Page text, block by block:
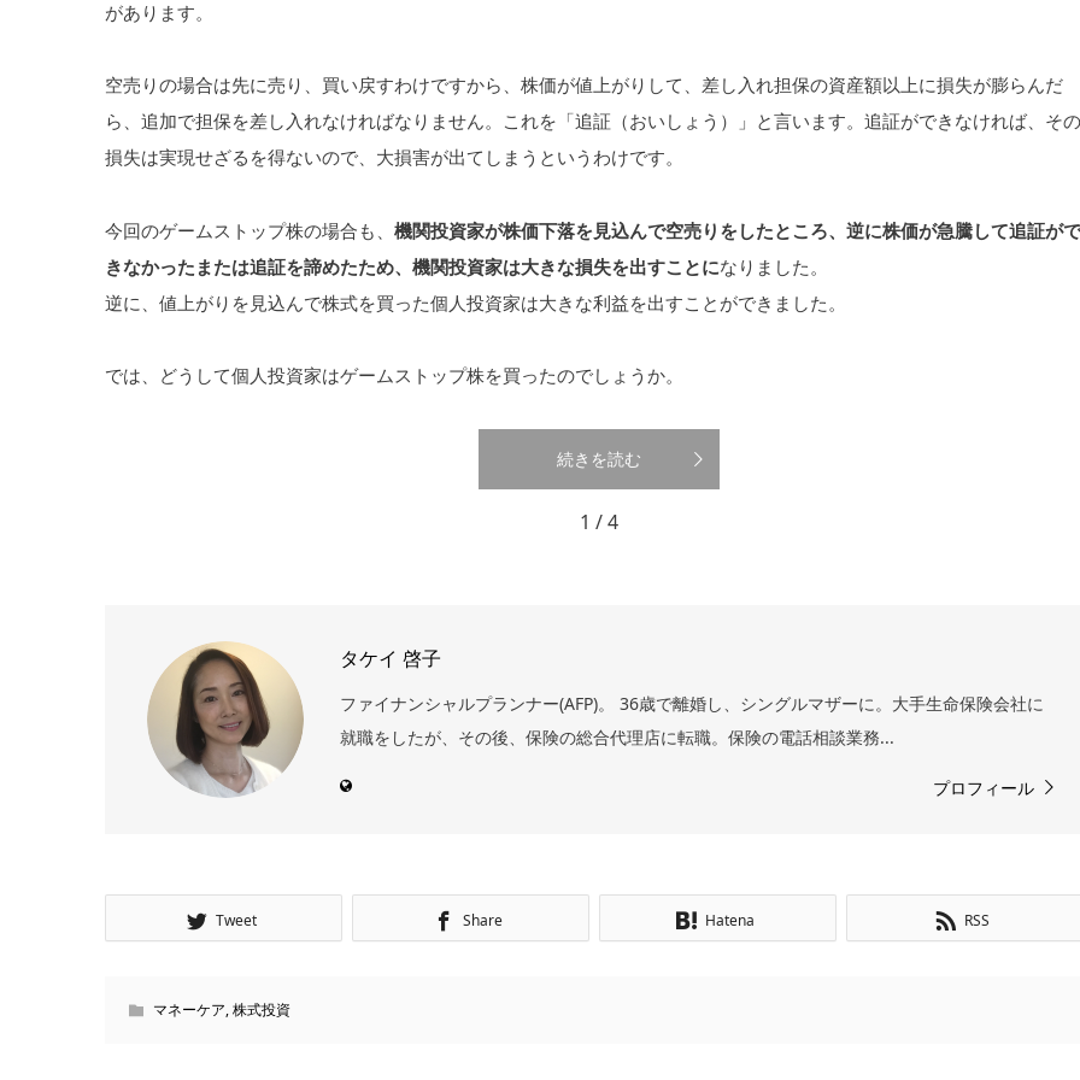
があります。
空売りの場合は先に売り、買い戻すわけですから、株価が値上がりして、差し入れ担保の資産額以上に損失が膨らんだ
ら、追加で担保を差し入れなければなりません。これを「追証（おいしょう）」と言います。追証ができなければ、その
損失は実現せざるを得ないので、大損害が出てしまうというわけです。
今回のゲームストップ株の場合も、 機関投資家が株価下落を見込んで空売りをしたところ、逆に株価が急騰して追証がで
きなかったまたは追証を諦めたため、機関投資家は大きな損失を出すことになりました。
逆に、値上がりを見込んで株式を買った個人投資家は大きな利益を出すことができました。
では、どうして個人投資家はゲームストップ株を買ったのでしょうか。
続きを読む
1 / 4
タケイ 啓子
ファイナンシャルプランナー(AFP)。 36歳で離婚し、シングルマザーに。大手生命保険会社に
就職をしたが、その後、保険の総合代理店に転職。保険の電話相談業務...
プロフィール
Tweet Share Hatena RSS
マネーケア,株式投資